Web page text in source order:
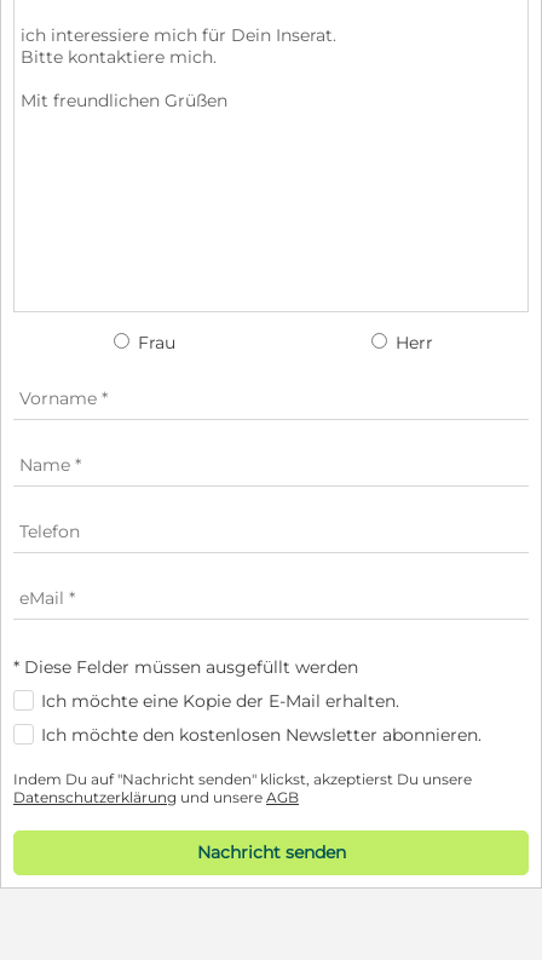
Frau Herr
* Diese Felder müssen ausgefüllt werden
Ich möchte eine Kopie der E-Mail erhalten.
Ich möchte den kostenlosen Newsletter abonnieren.
Indem Du auf "Nachricht senden" klickst, akzeptierst Du unsere
Datenschutzerklärung und unsere AGB
Nachricht senden